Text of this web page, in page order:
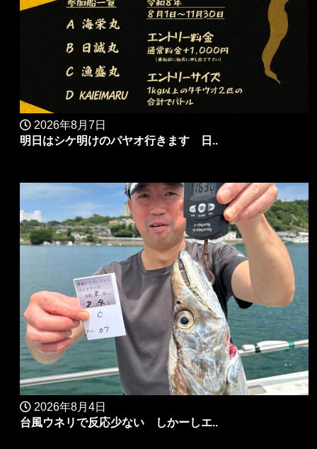
2026年8月7日
明日はシケ明けのパヤオ行きます 日..
2026年8月4日
台風ウネリで反応少ない しかーしエ..